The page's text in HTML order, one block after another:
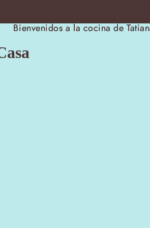
Bienvenidos a la cocina de
Bienvenidos a la cocina de